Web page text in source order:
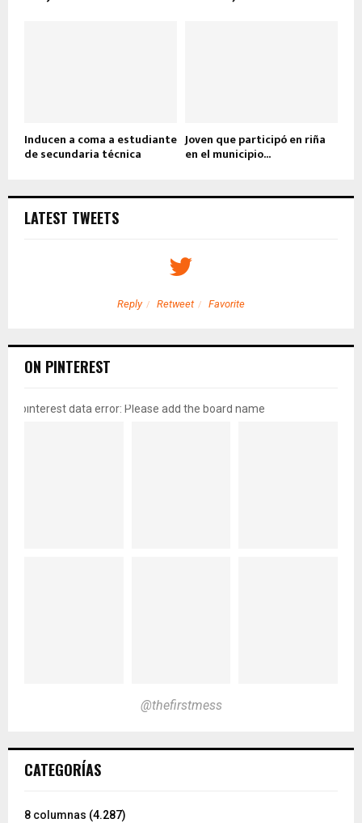
Inducen a coma a estudiante
de secundaria técnica
Joven que participó en riña
en el municipio...
LATEST TWEETS
Reply Retweet Favorite
ON PINTEREST
pinterest data error: Please add the board name
@thefirstmess
CATEGORÍAS
8 columnas (4.287)